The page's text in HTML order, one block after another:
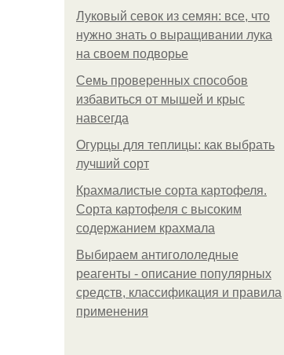
Луковый севок из семян: все, что
нужно знать о выращивании лука
на своем подворье
Семь проверенных способов
избавиться от мышей и крыс
навсегда
Огурцы для теплицы: как выбрать
лучший сорт
Крахмалистые сорта картофеля.
Сорта картофеля с высоким
содержанием крахмала
Выбираем антигололедные
реагенты - описание популярных
средств, классификация и правила
применения